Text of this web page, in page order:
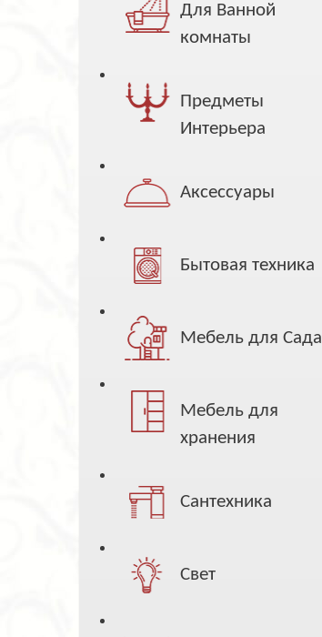
Для Ванной
комнаты
Предметы
Интерьера
Аксессуары
Бытовая техника
Мебель для Сада
Мебель для
хранения
Сантехника
Свет